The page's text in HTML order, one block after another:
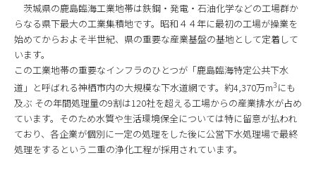
茨城県の鹿島臨海工業地帯は鉄鋼・発電・石油化学などの工場群か
らなる県下最大の工業集積地です。昭和４４年に最初の工場が操業を
始めてからおよそ半世紀、県の重要な産業基盤の基地として定着して
います。
この工業地帯の重要なインフラのひとつが「鹿島臨海特定公共下水
道」と呼ばれる神栖市内の大規模な下水道網です。約4,370万m3にも
及ぶ その年間処理量の9割は120社を超える工場からの産業排水が占め
ています。そのため水質や生活環境保全については特に留意が払われ
ており、各企業が個別に一定の処理をした後に公営下水処理場で最終
処理をするという二重の浄化工程が採用されています。